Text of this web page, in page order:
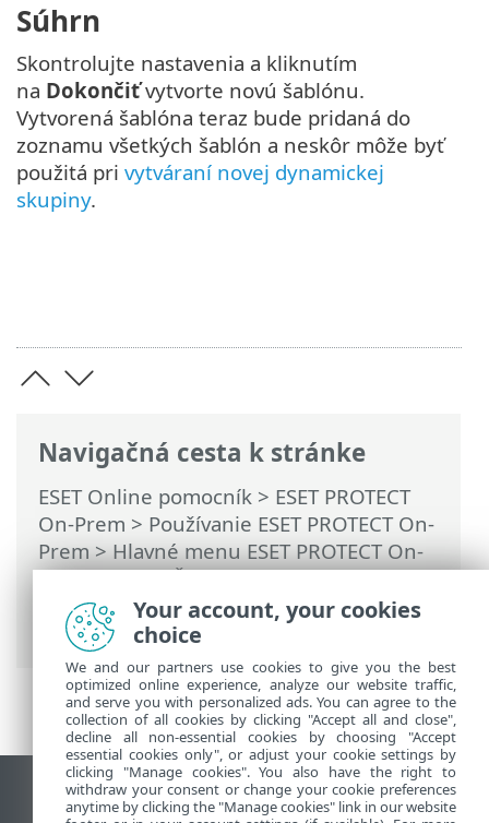
Navigačná cesta k stránke
ESET Online pomocník > ESET PROTECT
On-Prem > Používanie ESET PROTECT On-
Prem>Hlavné menu ESET PROTECT On-
Prem>Viac>Šablóny dynamickej
skupiny> Nová šablóna dynamickej
skupiny
Súhrn
Skontrolujte nastavenia a kliknutím
na Dokončiťvytvorte novú šablónu.
Vytvorená šablóna teraz bude pridaná do
zoznamu všetkých šablón a neskôr môže byť
použitá pri vytváraní novej dynamickej
skupiny.
Zobraziť stránku ako na počítači
Your account, your cookies
choice
We and our partners use cookies to give you the best
optimized online experience, analyze our website traffic,
and serve you with personalized ads. You can agree to the
collection of all cookies by clicking "Accept all and close",
decline all non-essential cookies by choosing "Accept
essential cookies only", or adjust your cookie settings by
clicking "Manage cookies". You also have the right to
withdraw your consent or change your cookie preferences
anytime by clicking the "Manage cookies" link in our website